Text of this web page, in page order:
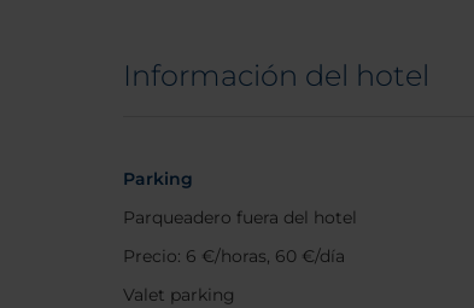
Información del hotel
Parking
Parqueadero fuera del hotel
Precio: 6 €/horas, 60 €/día
Valet parking